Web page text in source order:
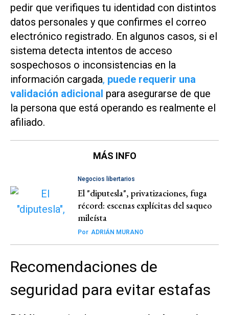
pedir que verifiques tu identidad con distintos
datos personales y que confirmes el correo
electrónico registrado. En algunos casos, si el
sistema detecta intentos de acceso
sospechosos o inconsistencias en la
información cargada, puede requerir una
validación adicional para asegurarse de que
la persona que está operando es realmente el
afiliado.
MÁS INFO
Negocios libertarios
El "diputesla", privatizaciones, fuga
récord: escenas explícitas del saqueo
mileísta
Por ADRIÁN MURANO
Recomendaciones de
seguridad para evitar estafas